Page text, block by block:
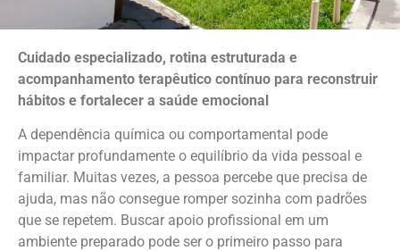
Cuidado especializado, rotina estruturada e
acompanhamento terapêutico contínuo para reconstruir
hábitos e fortalecer a saúde emocional
A dependência química ou comportamental pode
impactar profundamente o equilíbrio da vida pessoal e
familiar. Muitas vezes, a pessoa percebe que precisa de
ajuda, mas não consegue romper sozinha com padrões
que se repetem. Buscar apoio profissional em um
ambiente preparado pode ser o primeiro passo para